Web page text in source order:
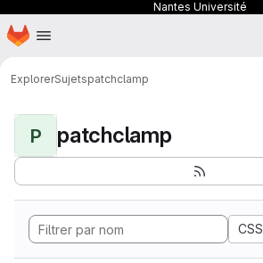
Nantes Université
Passer au contenu principal
Page d'accueil
ExplorerSujetspatchclamp
P patchclamp
CSS